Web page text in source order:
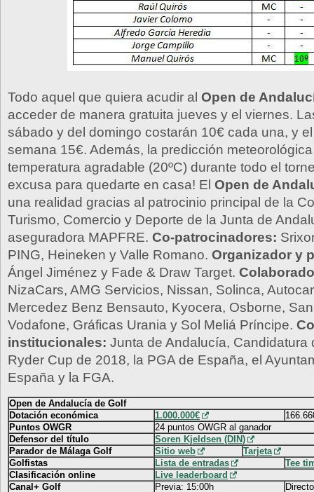
Todo aquel que quiera acudir al Open de
acceder de manera gratuita jueves y el viernes.
sábado y del domingo costarán 10€ cada una, y
semana 15€. Además, la predicción
temperatura agradable (20ºC) durante todo el
excusa para quedarte en casa! El Open de
una realidad gracias al patrocinio principal de la
Turismo, Comercio y Deporte de la Junta de
aseguradora MAPFRE. Co-patrocinadores:
PING, Heineken y Valle Romano. Organizador y
Ángel Jiménez y Fade & Draw Target.
NizaCars, AMG Servicios, Nissan, Solinca,
Mercedez Benz Bensauto, Kyocera, Osborne,
Vodafone, Gráficas Urania y Sol Meliá Príncipe.
institucionales: Junta de Andalucía, Candidatura
Ryder Cup de 2018, la PGA de España, el
España y la FGA.
Open de Andalucía de Golf
Dotación económica
1.000.000€
Puntos OWGR
24 puntos OWGR al ganador
Defensor del título
Soren Kjeldsen (DIN)
Parador de Málaga Golf
Sitio web
Tarjeta
Golfistas
Lista de entradas
Tee
Clasificación online
Live leaderboard
Canal+ Golf
Previa: 15:00h